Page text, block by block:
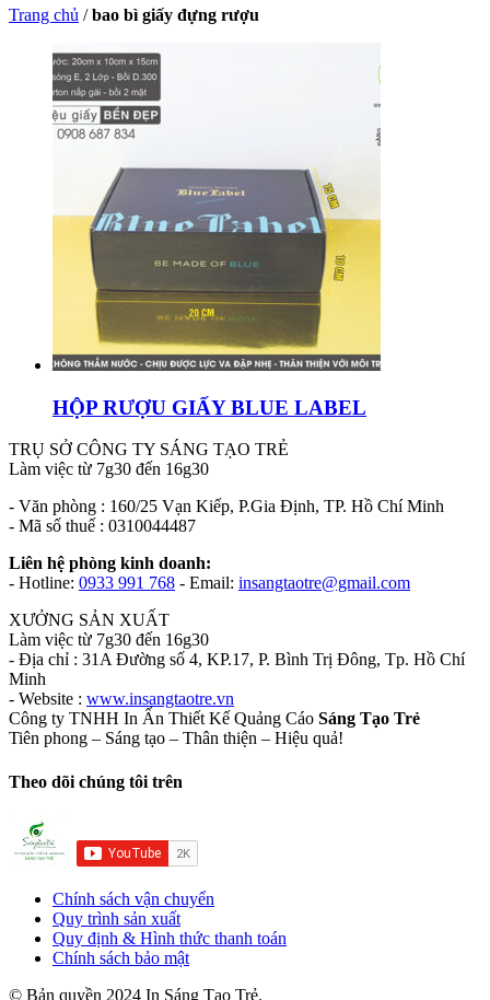
Trang chủ /bao bì giấy đựng rượu
HỘP RƯỢU GIẤY BLUE LABEL
TRỤ SỞ CÔNG TY SÁNG TẠO TRẺ
Làm việc từ 7g30 đến 16g30
- Văn phòng : 160/25 Vạn Kiếp, P.Gia Định, TP. Hồ Chí Minh
- Mã số thuế : 0310044487
Liên hệ phòng kinh doanh:
- Hotline: 0933 991 768 - Email: insangtaotre@gmail.com
XƯỞNG SẢN XUẤT
Làm việc từ 7g30 đến 16g30
- Địa chỉ : 31A Đường số 4, KP.17, P. Bình Trị Đông, Tp. Hồ Chí
Minh
- Website : www.insangtaotre.vn
Công ty TNHH In Ấn Thiết Kế Quảng Cáo Sáng Tạo Trẻ
Tiên phong – Sáng tạo – Thân thiện – Hiệu quả!
Theo dõi chúng tôi trên
Chính sách vận chuyển
Quy trình sản xuất
Quy định & Hình thức thanh toán
Chính sách bảo mật
© Bản quyền 2024 In Sáng Tạo Trẻ.